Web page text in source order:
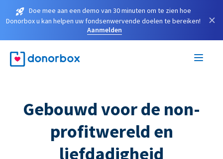
Doe mee aan een demo van 30 minuten om te zien hoe
Donorbox u kan helpen uw fondsenwervende doelen te bereiken!
Aanmelden
×
Gebouwd voor de non-
profitwereld en
liefdadigheid